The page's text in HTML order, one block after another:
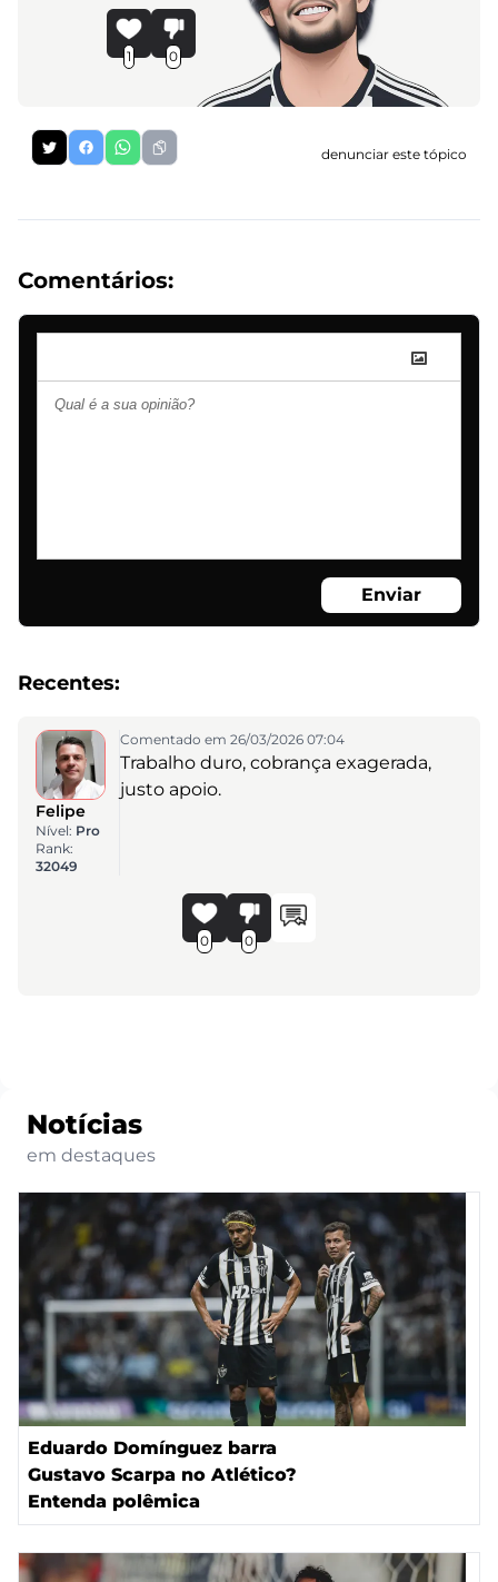
1 0
denunciar este tópico
Comentários:
Enviar
Recentes:
Felipe
Nível: Pro
Rank:
32049
Comentado em 26/03/2026 07:04
Trabalho duro, cobrança exagerada,
justo apoio.
0 0
Notícias
em destaques
Eduardo Domínguez barra
Gustavo Scarpa no Atlético?
Entenda polêmica